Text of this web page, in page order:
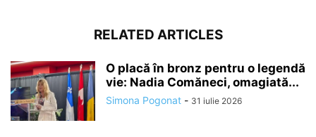
RELATED ARTICLES
O placă în bronz pentru o legendă
vie: Nadia Comăneci, omagiată...
Simona Pogonat - 31 iulie 2026